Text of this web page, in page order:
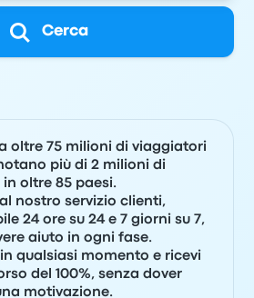
Cerca
oltre 75 milioni di viaggiatori
più di 2 milioni di
in oltre 85 paesi.
nostro servizio clienti,
24 ore su 24 e 7 giorni su 7,
aiuto in ogni fase.
qualsiasi momento e ricevi
del 100%, senza dover
motivazione.